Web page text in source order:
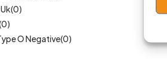
(0)
O Negative(0)